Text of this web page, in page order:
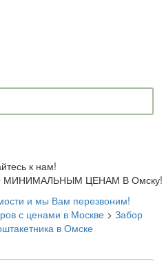
к нам!
ЦЕНАМ В Омску!
и мы Вам перезвоним!
с ценами в Москве > Забор
в Омске